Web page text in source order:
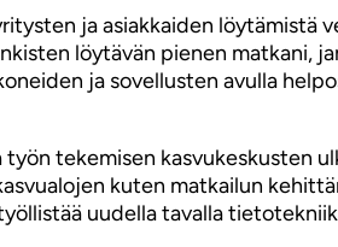
ja asiakkaiden
löytävän pienen matkani,
ja sovellusten avulla
tekemisen kasvukeskusten
kuten matkailun
uudella tavalla